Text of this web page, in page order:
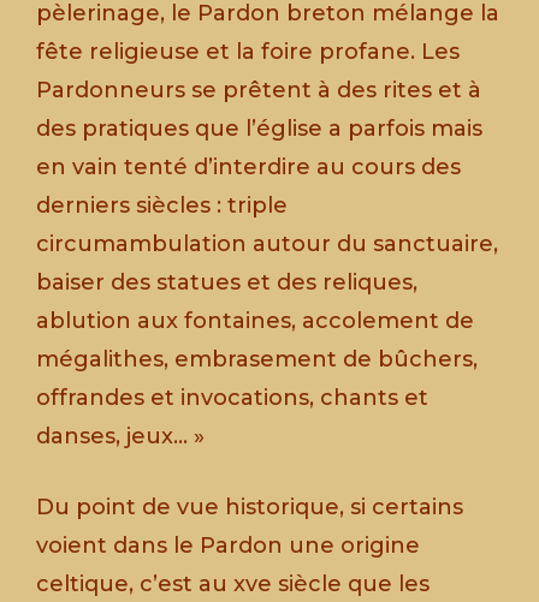
pèlerinage, le Pardon breton mélange la
fête religieuse et la foire profane. Les
Pardonneurs se prêtent à des rites et à
des pratiques que l’église a parfois mais
en vain tenté d’interdire au cours des
derniers siècles : triple
circumambulation autour du sanctuaire,
baiser des statues et des reliques,
ablution aux fontaines, accolement de
mégalithes, embrasement de bûchers,
offrandes et invocations, chants et
danses, jeux… »
Du point de vue historique, si certains
voient dans le Pardon une origine
celtique, c’est au xve siècle que les